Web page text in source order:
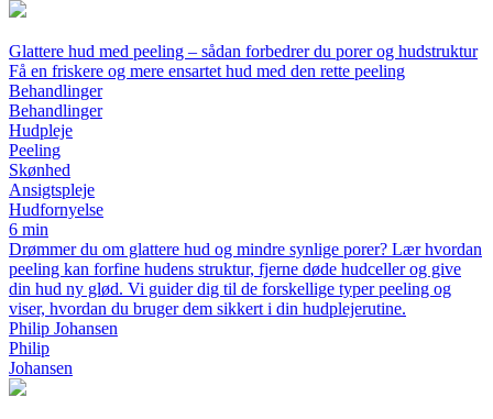
Glattere hud med peeling – sådan forbedrer du porer og hudstruktur
Få en friskere og mere ensartet hud med den rette peeling
Behandlinger
Behandlinger
Hudpleje
Peeling
Skønhed
Ansigtspleje
Hudfornyelse
6 min
Drømmer du om glattere hud og mindre synlige porer? Lær hvordan
peeling kan forfine hudens struktur, fjerne døde hudceller og give
din hud ny glød. Vi guider dig til de forskellige typer peeling og
viser, hvordan du bruger dem sikkert i din hudplejerutine.
Philip Johansen
Philip
Johansen